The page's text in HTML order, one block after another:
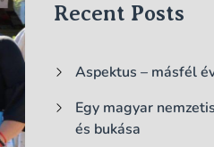
Recent Posts
Aspektus – másfél
Egy magyar
és bukása